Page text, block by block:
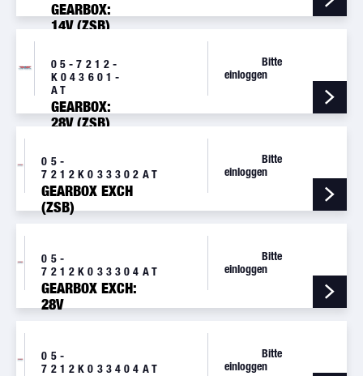
GEARBOX:
14V (ZSB)
05-7212-
K043601-
AT
GEARBOX:
28V (ZSB)
Bitte
einloggen
05-
7212K033302AT
GEARBOX EXCH
(ZSB)
Bitte
einloggen
05-
7212K033304AT
GEARBOX EXCH:
28V
Bitte
einloggen
05-
7212K033404AT
Bitte
einloggen